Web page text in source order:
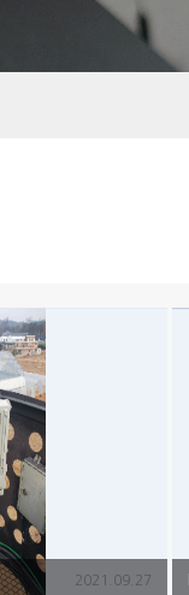
2021.09.27